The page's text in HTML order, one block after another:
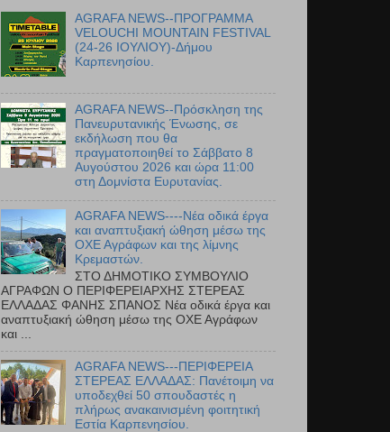
AGRAFA NEWS--ΠΡΟΓΡΑΜΜΑ
VELOUCHI MOUNTAIN FESTIVAL
(24-26 ΙΟΥΛΙΟΥ)-Δήμου
Καρπενησίου.
AGRAFA NEWS--Πρόσκληση της
Πανευρυτανικής Ένωσης, σε
εκδήλωση που θα
πραγματοποιηθεί το Σάββατο 8
Αυγούστου 2026 και ώρα 11:00
στη Δομνίστα Ευρυτανίας.
AGRAFA NEWS----Νέα οδικά έργα
και αναπτυξιακή ώθηση μέσω της
ΟΧΕ Αγράφων και της λίμνης
Κρεμαστών.
ΣΤΟ ΔΗΜΟΤΙΚΟ ΣΥΜΒΟΥΛΙΟ
ΑΓΡΑΦΩΝ Ο ΠΕΡΙΦΕΡΕΙΑΡΧΗΣ ΣΤΕΡΕΑΣ
ΕΛΛΑΔΑΣ ΦΑΝΗΣ ΣΠΑΝΟΣ Νέα οδικά έργα και
αναπτυξιακή ώθηση μέσω της ΟΧΕ Αγράφων
και ...
AGRAFA NEWS---ΠΕΡΙΦΕΡΕΙΑ
ΣΤΕΡΕΑΣ ΕΛΛΑΔΑΣ: Πανέτοιμη να
υποδεχθεί 50 σπουδαστές η
πλήρως ανακαινισμένη φοιτητική
Εστία Καρπενησίου.